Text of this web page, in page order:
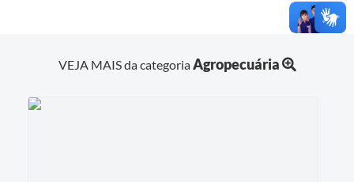
VEJA MAIS da categoriaAgropecuária